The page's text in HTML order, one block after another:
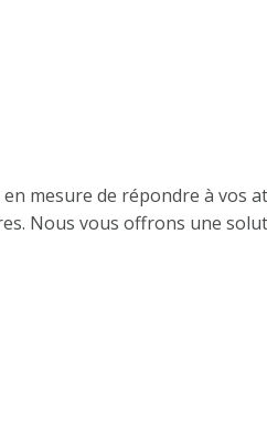
mesure de répondre à vos
Nous vous offrons une